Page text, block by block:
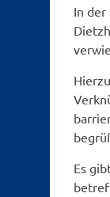
In der
Es